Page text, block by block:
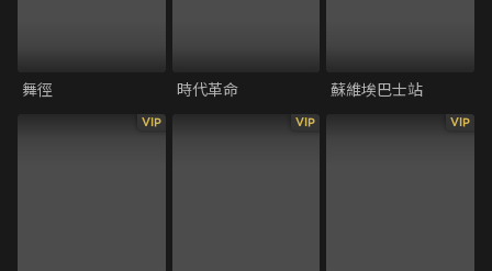
舞徑 時代革命 蘇維埃巴士站
VIP VIP VIP